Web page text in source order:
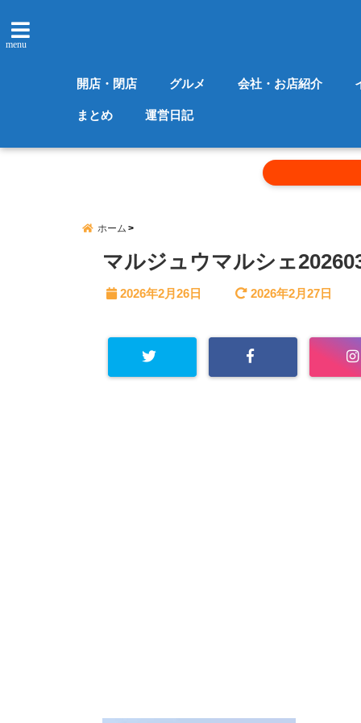
menu
開店・閉店 グルメ 会社・お店紹介
まとめ 運営日記
ホーム
マルジュウマルシェ
2026年2月26日 2026年2月27日